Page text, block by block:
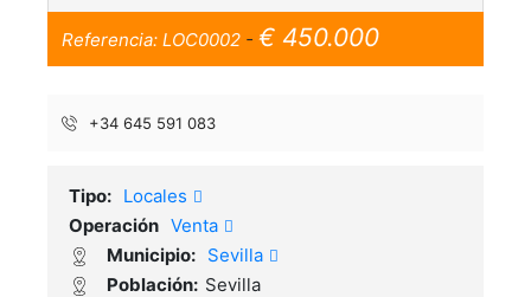
Previous
Referencia: LOC0002 - € 450.000
+34 645 591 083
Tipo: Locales
Operación Venta
Municipio: Sevilla
Población: Sevilla